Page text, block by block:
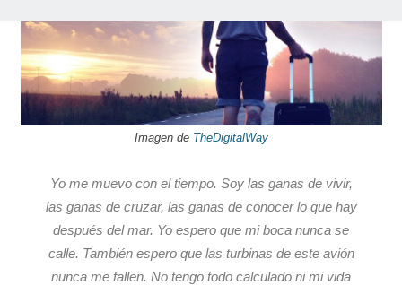
Imagen de TheDigitalWay
Yo me muevo con el tiempo. Soy las ganas de vivir,
las ganas de cruzar, las ganas de conocer lo que hay
después del mar. Yo espero que mi boca nunca se
calle. También espero que las turbinas de este avión
nunca me fallen. No tengo todo calculado ni mi vida